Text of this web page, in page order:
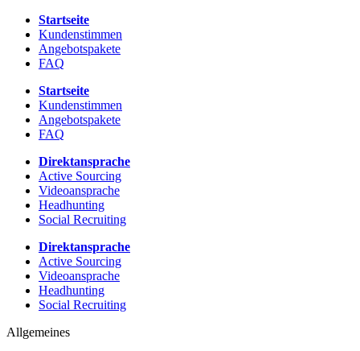
Startseite
Kundenstimmen
Angebotspakete
FAQ
Startseite
Kundenstimmen
Angebotspakete
FAQ
Direktansprache
Active Sourcing
Videoansprache
Headhunting
Social Recruiting
Direktansprache
Active Sourcing
Videoansprache
Headhunting
Social Recruiting
Allgemeines